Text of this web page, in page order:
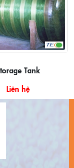
Tank
Liên hệ